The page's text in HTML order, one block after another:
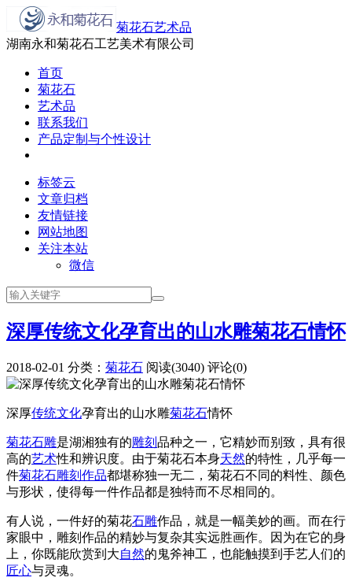
菊花石艺术品
湖南永和菊花石工艺美术有限公司
首页
菊花石
艺术品
联系我们
产品定制与个性设计
标签云
文章归档
友情链接
网站地图
关注本站
微信
深厚传统文化孕育出的山水雕菊花石情怀
2018-02-01 分类： 菊花石 阅读(3040) 评论(0)
深厚传统文化孕育出的山水雕菊花石情怀
菊花石雕是湖湘独有的雕刻 品种之一，它精妙而别致，具有很
高的艺术性和辨识度。由于菊花石本身天然的特性，几乎每一
件菊花石雕刻 作品都堪称独一无二，菊花石不同的料性、颜色
与形状，使得每一件作品都是独特而不尽相同的。
有人说，一件好的菊花石雕作品，就是一幅美妙的画。而在行
家眼中，雕刻作品的精妙与复杂其实远胜画作。因为在它的身
上，你既能欣赏到大自然的鬼斧神工，也能触摸到手艺人们的
匠心与灵魂。